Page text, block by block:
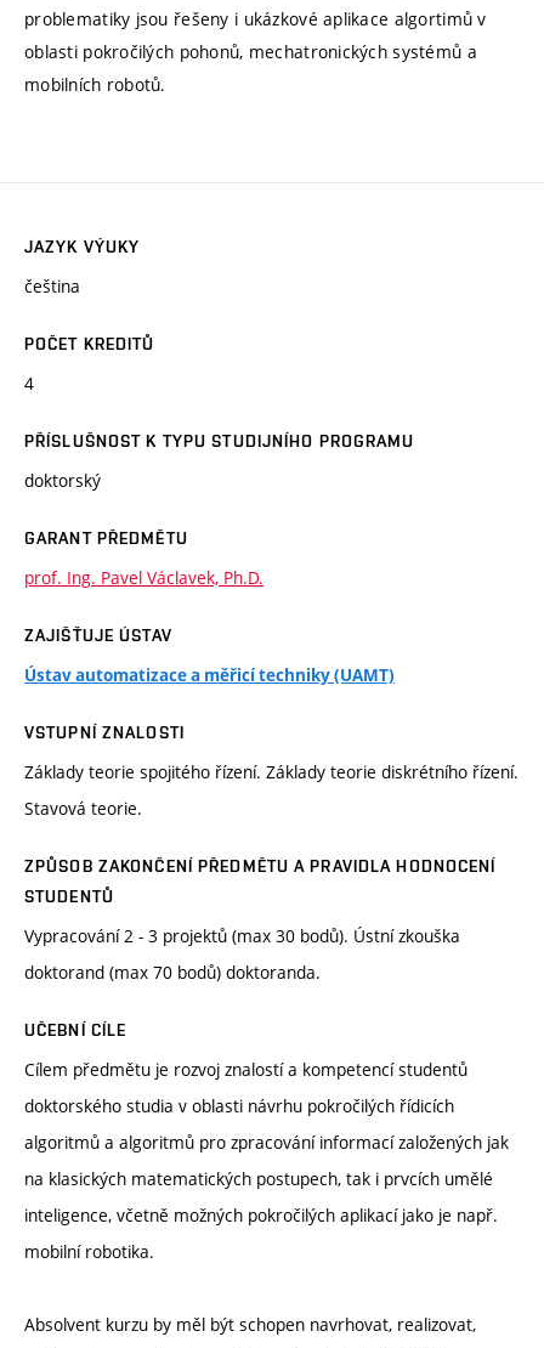
problematiky jsou řešeny i ukázkové aplikace algortimů v
oblasti pokročilých pohonů, mechatronických systémů a
mobilních robotů.
JAZYK VÝUKY
čeština
POČET KREDITŮ
4
PŘÍSLUŠNOST K TYPU STUDIJNÍHO PROGRAMU
doktorský
GARANT PŘEDMĚTU
prof. Ing. Pavel Václavek, Ph.D.
ZAJIŠŤUJE ÚSTAV
Ústav automatizace a měřicí techniky (UAMT)
VSTUPNÍ ZNALOSTI
Základy teorie spojitého řízení. Základy teorie diskrétního řízení.
Stavová teorie.
ZPŮSOB ZAKONČENÍ PŘEDMĚTU A PRAVIDLA HODNOCENÍ
STUDENTŮ
Vypracování 2 - 3 projektů (max 30 bodů). Ústní zkouška
doktorand (max 70 bodů) doktoranda.
UČEBNÍ CÍLE
Cílem předmětu je rozvoj znalostí a kompetencí studentů
doktorského studia v oblasti návrhu pokročilých řídicích
algoritmů a algoritmů pro zpracování informací založených jak
na klasických matematických postupech, tak i prvcích umělé
inteligence, včetně možných pokročilých aplikací jako je např.
mobilní robotika.
Absolvent kurzu by měl být schopen navrhovat, realizovat,